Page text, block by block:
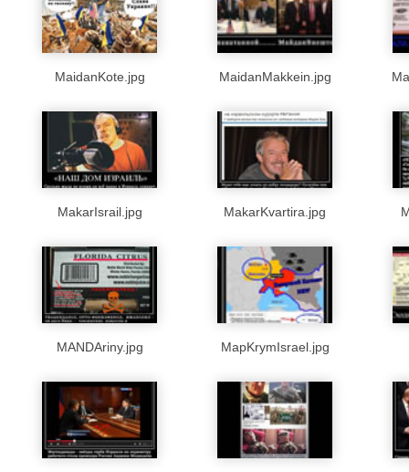
MaidanKote.jpg MaidanMakkein.jpg
MakarIsrail.jpg MakarKvartira.jpg
MANDAriny.jpg MapKrymIsrael.jpg